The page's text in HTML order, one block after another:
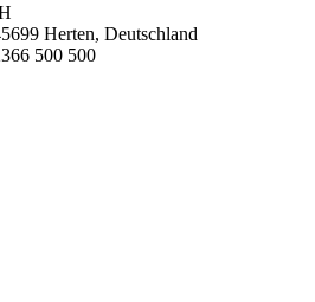
Herten, Deutschland
500 500